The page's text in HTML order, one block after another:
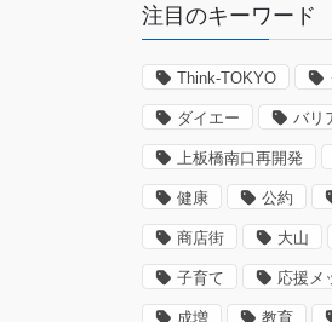
注目のキーワード
Think-TOKYO
ダイエー バリ
上板橋南口再開発
健康 公約
商店街 大山
子育て 応援メ
成増 教育